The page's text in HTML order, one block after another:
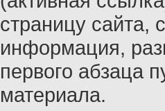
страницу сайта,
информация,
первого абзаца
материала.